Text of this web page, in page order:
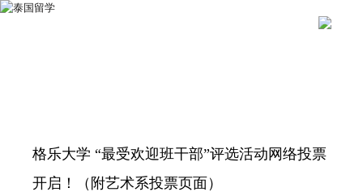
格乐大学 “最受欢迎班干部”评选活动网络投票
开启！（附艺术系投票页面）